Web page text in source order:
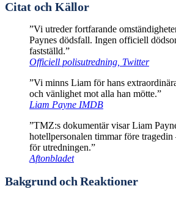
Citat och Källor
”Vi utreder fortfarande
Paynes dödsfall. Ingen officiell
fastställd.”
Officiell polisutredning, Twitter
”Vi minns Liam för hans
och vänlighet mot alla han mötte.”
Liam Payne IMDB
”TMZ:s dokumentär visar Liam
hotellpersonalen timmar före
för utredningen.”
Aftonbladet
Bakgrund och Reaktioner